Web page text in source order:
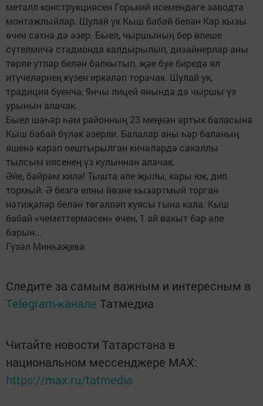
металл конструкциясен Горький исемендәге заводта
монтажлыйлар. Шулай ук Кыш бабай белән Кар кызы
өчен сәхнә дә әзер. Быел, чыршының бер өлеше
сүтелмичә стадионда калдырылып, дизайнерлар аны
төрле утлар белән балкытып, җәе буе биредә ял
итүчеләрнең күзен иркәләп торачак. Шулай ук,
традиция буен­ча, 9нчы лицей янында да чыршы үз
урынын алачак.
Быел шәһәр һәм районның 23 меңнән артык баласына
Кыш бабай бүләк әзерли. Балалар аны һәр баланың
яшенә карап оештырылган кичәләрдә сакаллы
тылсым иясенең үз кулыннан алачак.
Әйе, бәйрәм килә! Тышта әле җылы, кары юк, дип
тормый. Ә безгә елны йөзне кызартмый торган
нәтиҗәләр белән төгәлләп куясы гына кала. Кыш
бабай «чеметтермәсен» өчен, 1 ай вакыт бар әле
барын...
Гүзәл Минһаҗева
Следите за самым важным и интересным в
Telegram-канале Татмедиа
Читайте новости Татарстана в
национальном мессенджере MАХ:
https://max.ru/tatmedia